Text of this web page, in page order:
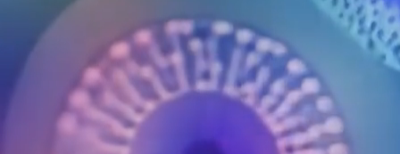
Lettera7 è un ossimoro
da cui nasce una nuova
dimensione:
razionalismo intriso di
umanesimo e/o
viceversa.